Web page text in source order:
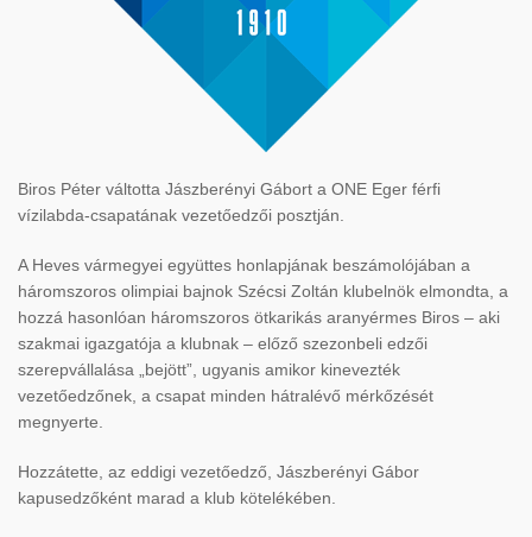
Biros Péter váltotta Jászberényi Gábort a ONE Eger férfi
vízilabda-csapatának vezetőedzői posztján.
A Heves vármegyei együttes honlapjának beszámolójában a
háromszoros olimpiai bajnok Szécsi Zoltán klubelnök elmondta, a
hozzá hasonlóan háromszoros ötkarikás aranyérmes Biros – aki
szakmai igazgatója a klubnak – előző szezonbeli edzői
szerepvállalása „bejött”, ugyanis amikor kinevezték
vezetőedzőnek, a csapat minden hátralévő mérkőzését
megnyerte.
Hozzátette, az eddigi vezetőedző, Jászberényi Gábor
kapusedzőként marad a klub kötelékében.